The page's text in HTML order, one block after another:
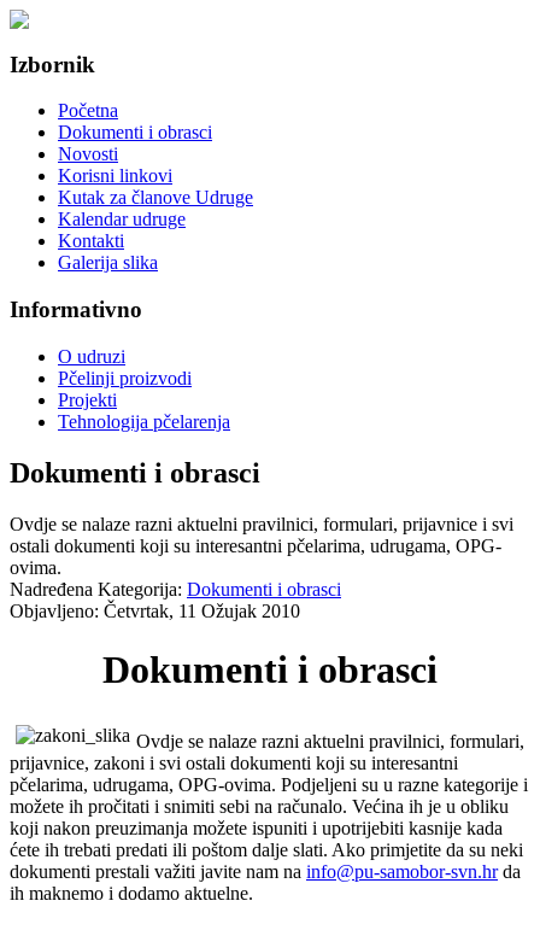
Izbornik
Početna
Dokumenti i obrasci
Novosti
Korisni linkovi
Kutak za članove Udruge
Kalendar udruge
Kontakti
Galerija slika
Informativno
O udruzi
Pčelinji proizvodi
Projekti
Tehnologija pčelarenja
Dokumenti i obrasci
Ovdje se nalaze razni aktuelni pravilnici, formulari, prijavnice i svi
ostali dokumenti koji su interesantni pčelarima, udrugama, OPG-
ovima.
Nadređena Kategorija: Dokumenti i obrasci
Objavljeno: Četvrtak, 11 Ožujak 2010
Dokumenti i obrasci
Ovdje se nalaze razni aktuelni pravilnici, formulari,
prijavnice, zakoni i svi ostali dokumenti koji su interesantni
pčelarima, udrugama, OPG-ovima. Podjeljeni su u razne kategorije i
možete ih pročitati i snimiti sebi na računalo. Većina ih je u obliku
koji nakon preuzimanja možete ispuniti i upotrijebiti kasnije kada
ćete ih trebati predati ili poštom dalje slati. Ako primjetite da su neki
dokumenti prestali važiti javite nam na info@pu-samobor-svn.hrda
ih maknemo i dodamo aktuelne.